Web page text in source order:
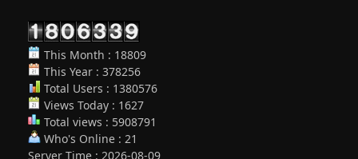
This Month : 18809
This Year : 378256
Total Users : 1380576
Views Today : 1627
Total views : 5908791
Who's Online : 21
Server Time : 2026-08-09